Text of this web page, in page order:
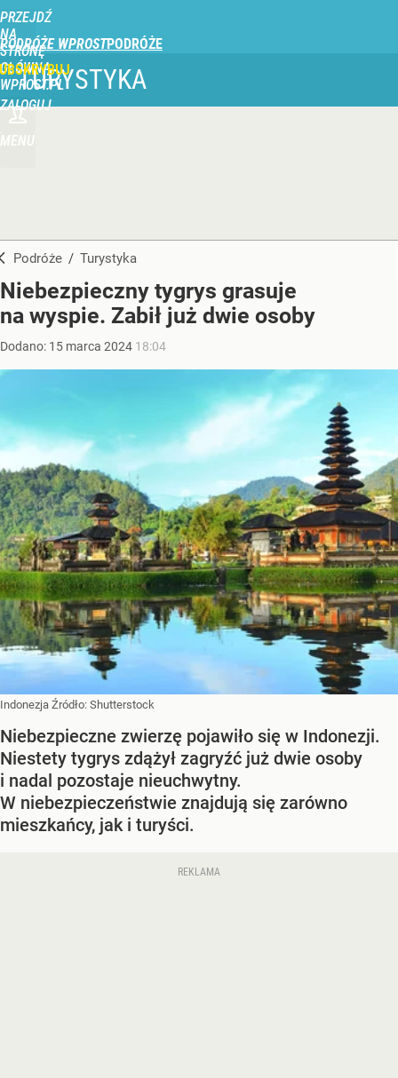
PRZEJDŹ
NA
STRONĘ
GŁÓWNĄ
WPROST.PL
PODRÓŻE WPROST
ZALOGUJ
MENU
TURYSTYKA
Podróże / Turystyka
Niebezpieczny tygrys grasuje
na wyspie. Zabił już dwie osoby
Dodano: 15 marca 2024 18:04
Indonezja Źródło: Shutterstock
Niebezpieczne zwierzę pojawiło się w Indonezji.
Niestety tygrys zdążył zagryźć już dwie osoby
i nadal pozostaje nieuchwytny.
W niebezpieczeństwie znajdują się zarówno
mieszkańcy, jak i turyści.